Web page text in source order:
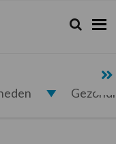
Zoeken...
Zoek